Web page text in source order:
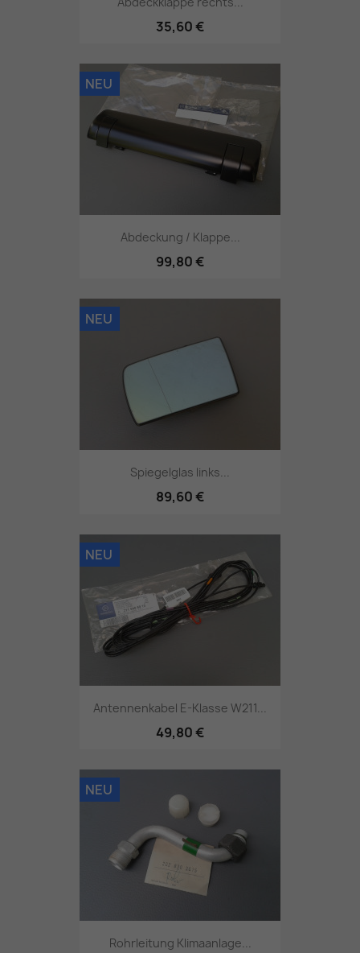
35,60 €
Abdeckung / Klappe...
99,80 €
NEU
Spiegelglas links...
89,60 €
NEU
Antennenkabel E-Klasse W211...
49,80 €
NEU
Rohrleitung Klimaanlage...
NEU